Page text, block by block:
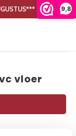
9,8
BELGIË
vloer